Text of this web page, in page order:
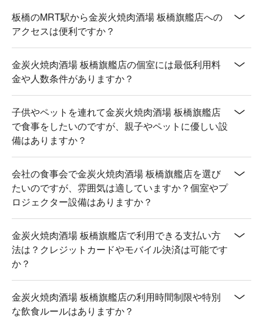
海鮮 | 嚴選當季漁獲，品嚐大海的鮮甜滋味。
鮮蔬嚴選 | 烤後清甜爽口，均衡一下味蕾，準備再戰下一盤
🥤 微醺推薦
啤酒、清酒、特調 | 從沁涼生啤到風味多樣的日本酒，選擇豐
富，為燒肉饗宴增添迷人微醺風味。
💡 平台 懂吃筆記：本推薦由 AI 彙整網路熱門口碑。（貼心提
醒：若有小酌請勿開車｜飲酒過量，有害健康）
板橋のMRT駅から金炭火焼肉酒場 板橋旗艦店への
アクセスは便利ですか？
金炭火焼肉酒場 板橋旗艦店の個室には最低利用料
金や人数条件がありますか？
子供やペットを連れて金炭火焼肉酒場 板橋旗艦店
で食事をしたいのですが、親子やペットに優しい設
備はありますか？
会社の食事会で金炭火焼肉酒場 板橋旗艦店を選び
たいのですが、雰囲気は適していますか？個室やプ
ロジェクター設備はありますか？
金炭火焼肉酒場 板橋旗艦店で利用できる支払い方
法は？クレジットカードやモバイル決済は可能です
か？
金炭火焼肉酒場 板橋旗艦店の利用時間制限や特別
な飲食ルールはありますか？